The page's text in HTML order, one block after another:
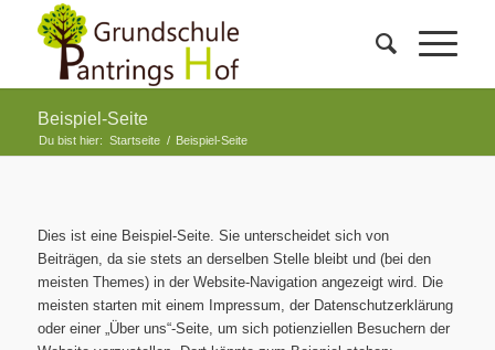
Beispiel-Seite
Du bist hier: Startseite / Beispiel-Seite
Dies ist eine Beispiel-Seite. Sie unterscheidet sich von
Beiträgen, da sie stets an derselben Stelle bleibt und (bei den
meisten Themes) in der Website-Navigation angezeigt wird. Die
meisten starten mit einem Impressum, der Datenschutzerklärung
oder einer „Über uns“-Seite, um sich potienziellen Besuchern der